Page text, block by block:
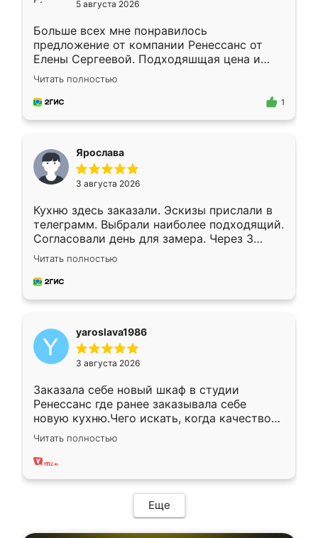
5 августа 2026
Больше всех мне понравилось
предложение от компании Ренессанс от
Елены Сергеевой. Подходяшщая цена и
короткие сроки изготовления. Приехавший
для замера сотрудник Владислав
предложил по моему эскизу самый
Читать полностью
1
Ярослава
3 августа 2026
Кухню здесь заказали. Эскизы прислали в
телеграмм. Выбрали наиболее подходящий.
Согласовали день для замера. Через 3
недели кухня была уже готова. Остались
довольны работой. Спасибо Ренессанс
мебель за качественную работу!
Читать полностью
yaroslava1986
3 августа 2026
Заказала себе новый шкаф в студии
Ренессанс где ранее заказывала себе
новую кухню.Чего искать, когда качеством
вполне довольна. Служит кухня уже почти
два года, нареканий нет.
Читать полностью
Еще